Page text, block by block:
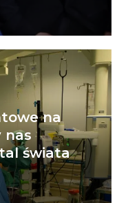
na
nas
świata